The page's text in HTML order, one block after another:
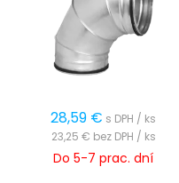
28,59 € s DPH / ks
23,25 € bez DPH / ks
Do 5-7 prac. dní